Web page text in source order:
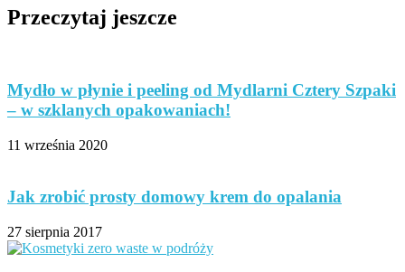
Przeczytaj jeszcze
Mydło w płynie i peeling od Mydlarni Cztery Szpaki
– w szklanych opakowaniach!
11 września 2020
Jak zrobić prosty domowy krem do opalania
27 sierpnia 2017